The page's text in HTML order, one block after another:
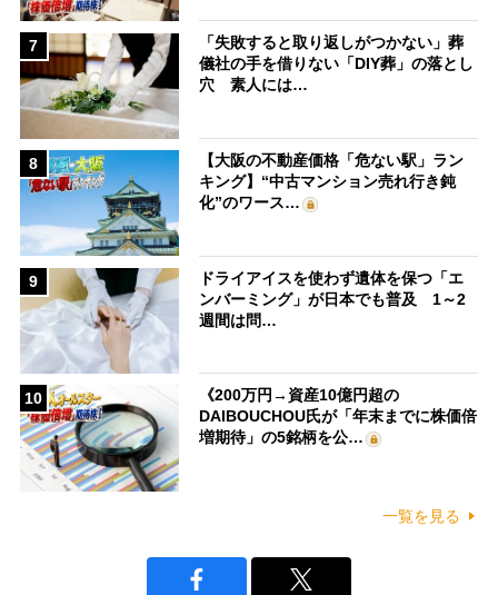
7
「失敗すると取り返しがつかない」葬
儀社の手を借りない「DIY葬」の落とし
穴 素人には…
8
【大阪の不動産価格「危ない駅」ラン
キング】“中古マンション売れ行き鈍
化”のワース…
9
ドライアイスを使わず遺体を保つ「エ
ンバーミング」が日本でも普及 1～2
週間は問…
10
《200万円→資産10億円超の
DAIBOUCHOU氏が「年末までに株価倍
増期待」の5銘柄を公…
一覧を見る